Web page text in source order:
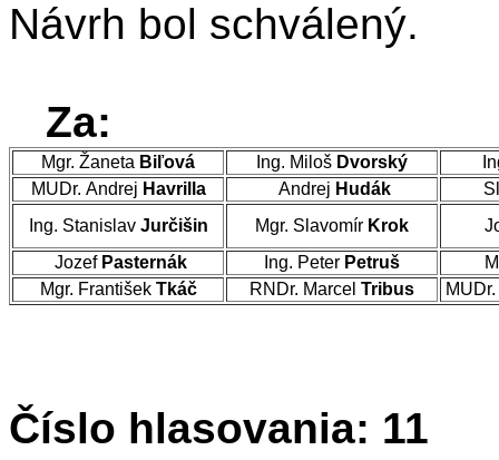
Návrh bol schválený.
Za:
Mgr. Žaneta Biľová Ing. Miloš Dvorský
MUDr. Andrej Havrilla Andrej Hudák
Ing. Stanislav Jurčišin Mgr. Slavomír Krok
Jozef Pasternák Ing. Peter Petruš
Mgr. František Tkáč RNDr. Marcel Tribus
Číslo hlasovania: 11